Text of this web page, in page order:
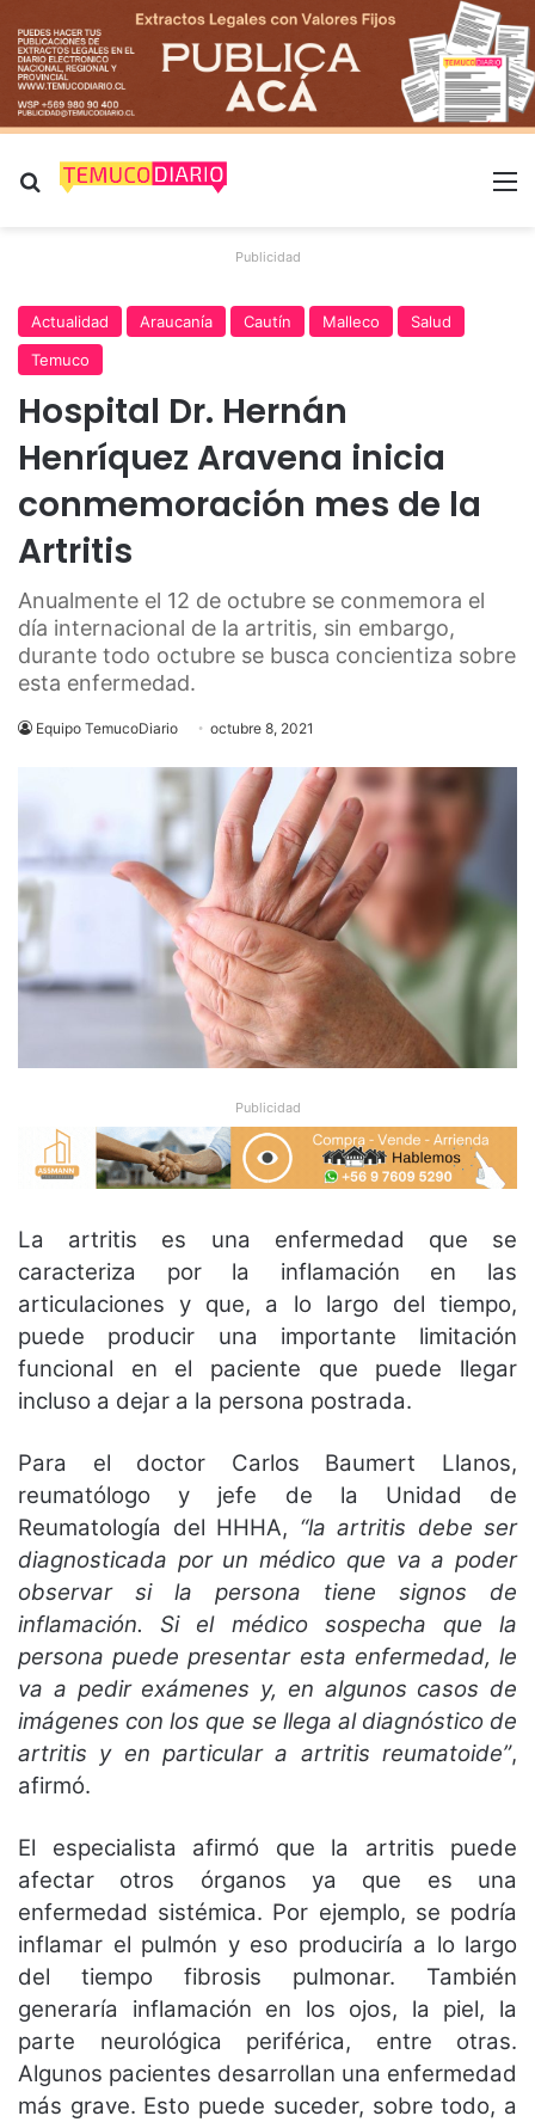
Buscar por
Publicidad
Actualidad Araucanía Cautín Malleco
Salud
Temuco
Hospital Dr. Hernán
Henríquez Aravena inicia
conmemoración mes de la
Artritis
Anualmente el 12 de octubre se conmemora el
día internacional de la artritis, sin embargo,
durante todo octubre se busca concientiza sobre
esta enfermedad.
Equipo TemucoDiario octubre 8, 2021
Publicidad
La artritis es una enfermedad que se
caracteriza por la inflamación en las
articulaciones y que, a lo largo del tiempo,
puede producir una importante limitación
funcional en el paciente que puede llegar
incluso a dejar a la persona postrada.
Para el doctor Carlos Baumert Llanos,
reumatólogo y jefe de la Unidad de
Reumatología del HHHA, “la artritis debe ser
diagnosticada por un médico que va a poder
observar si la persona tiene signos de
inflamación. Si el médico sospecha que la
persona puede presentar esta enfermedad, le
va a pedir exámenes y, en algunos casos de
imágenes con los que se llega al diagnóstico de
artritis y en particular a artritis reumatoide”,
afirmó.
El especialista afirmó que la artritis puede
afectar otros órganos ya que es una
enfermedad sistémica. Por ejemplo, se podría
inflamar el pulmón y eso produciría a lo largo
del tiempo fibrosis pulmonar. También
generaría inflamación en los ojos, la piel, la
parte neurológica periférica, entre otras.
Algunos pacientes desarrollan una enfermedad
más grave. Esto puede suceder, sobre todo, a